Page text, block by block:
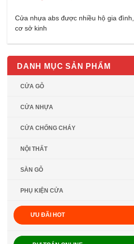
Cửa nhựa abs được nhiều hộ gia
cơ sở kinh
DANH MỤC SẢN PHẨM
CỬA GỖ
CỬA NHỰA
CỬA CHỐNG CHÁY
NỘI THẤT
SÀN GỖ
PHỤ KIỆN CỬA
ƯU ĐÃI HOT